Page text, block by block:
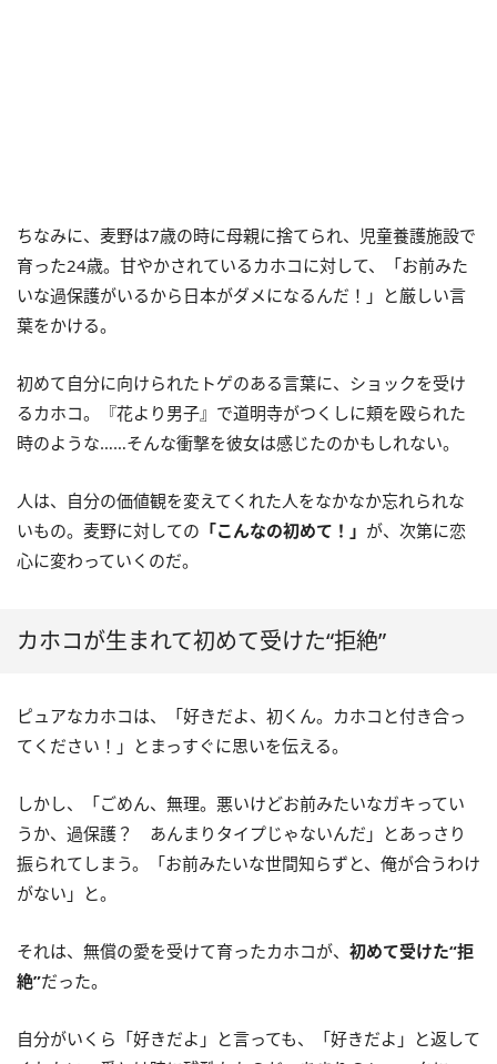
ちなみに、麦野は7歳の時に母親に捨てられ、児童養護施設で
育った24歳。甘やかされているカホコに対して、「お前みた
いな過保護がいるから日本がダメになるんだ！」と厳しい言
葉をかける。
初めて自分に向けられたトゲのある言葉に、ショックを受け
るカホコ。『花より男子』で道明寺がつくしに頬を殴られた
時のような……そんな衝撃を彼女は感じたのかもしれない。
人は、自分の価値観を変えてくれた人をなかなか忘れられな
いもの。麦野に対しての 「こんなの初めて！」 が、次第に恋
心に変わっていくのだ。
カホコが生まれて初めて受けた“拒絶”
ピュアなカホコは、「好きだよ、初くん。カホコと付き合っ
てください！」とまっすぐに思いを伝える。
しかし、「ごめん、無理。悪いけどお前みたいなガキってい
うか、過保護？ あんまりタイプじゃないんだ」とあっさり
振られてしまう。「お前みたいな世間知らずと、俺が合うわけ
がない」と。
それは、無償の愛を受けて育ったカホコが、 初めて受けた“拒
絶”だった。
自分がいくら「好きだよ」と言っても、「好きだよ」と返して